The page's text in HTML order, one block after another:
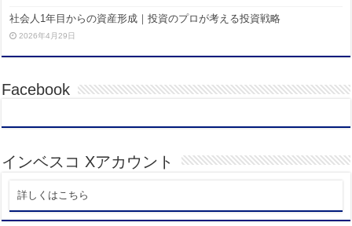
社会人1年目からの資産形成｜投資のプロが考える投資戦略
2026年4月29日
Facebook
インベスコ Xアカウント
詳しくはこちら